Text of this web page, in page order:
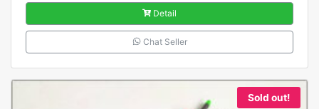
Detail
Chat Seller
Sold out!